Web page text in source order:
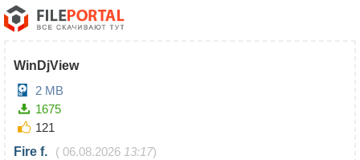
WinDjView
2 MB
1675
121
Fire f.
( 06.08.2026 13:17)